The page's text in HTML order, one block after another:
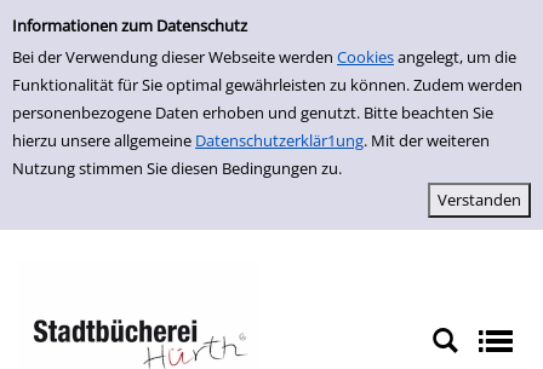
Einfache Suche
Informationen zum Datenschutz
Bei der Verwendung dieser Webseite werden Cookiesangelegt, um die
Funktionalität für Sie optimal gewährleisten zu können. Zudem werden
personenbezogene Daten erhoben und genutzt. Bitte beachten Sie
hierzu unsere allgemeine Datenschutzerklär1ung. Mit der weiteren
Nutzung stimmen Sie diesen Bedingungen zu.
zur Navigation springen
zum Inhalt springen
Zu den Suchfiltern springen
Zur Trefferliste springen